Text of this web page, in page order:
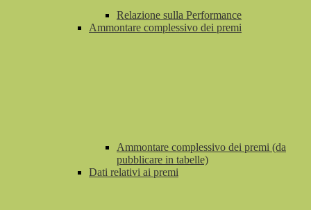
Relazione sulla Performance
Ammontare complessivo dei premi
Ammontare complessivo dei premi (da
pubblicare in tabelle)
Dati relativi ai premi